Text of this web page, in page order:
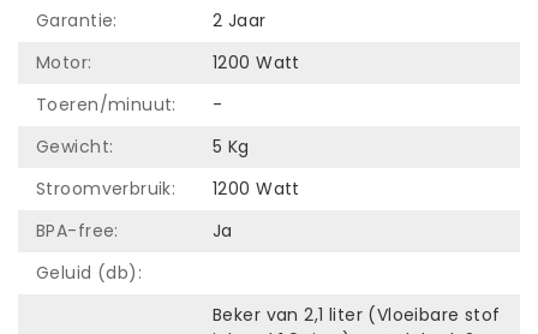
Garantie:
2 Jaar
Motor:
1200 Watt
Toeren/minuut:
-
Gewicht:
5 Kg
Stroomverbruik:
1200 Watt
BPA-free:
Ja
Geluid (db):
Beker van 2,1 liter (Vloeibare stof